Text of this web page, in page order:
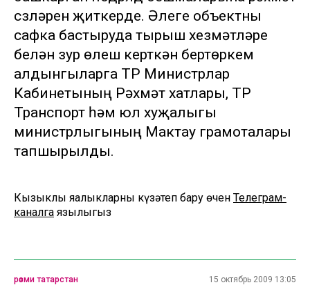
сүзләрен җиткерде. Әлеге объектны
сафка бастыруда тырыш хезмәтләре
белән зур өлеш керткән бертөркем
алдынгыларга ТР Министрлар
Кабинетының Рәхмәт хатлары, ТР
Транспорт һәм юл хуҗалыгы
министрлыгының Мактау грамоталары
тапшырылды.
Кызыклы яңалыкларны күзәтеп бару өчен Телеграм-
каналга язылыгыз
рәсми татарстан 15 октябрь 2009 13:05